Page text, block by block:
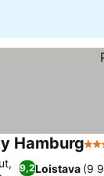
Hamburg3
9,2Loistava (9